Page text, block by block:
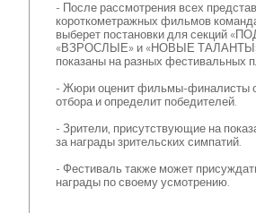
- После рассмотрения всех
короткометражных фильмов
выберет постановки для секций
«ВЗРОСЛЫЕ» и «НОВЫЕ ТАЛАНТЫ»,
показаны на разных фестивальных
- Жюри оценит фильмы-финалисты
отбора и определит победителей.
- Зрители, присутствующие на
за награды зрительских симпатий.
- Фестиваль также может
награды по своему усмотрению.